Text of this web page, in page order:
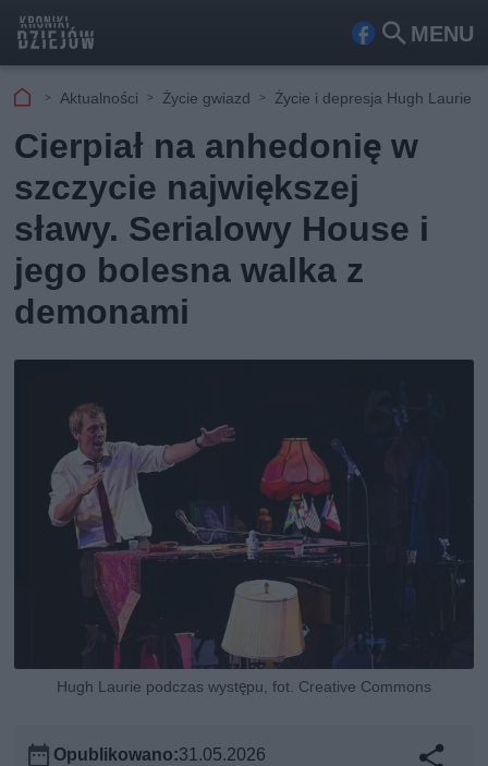
MENU
Fa
ook
Szu
kaj
Aktualności Życie gwiazd Życie i depresja Hugh Laurie
Cierpiał na anhedonię w
szczycie największej
sławy. Serialowy House i
jego bolesna walka z
demonami
Hugh Laurie podczas występu, fot. Creative Commons
Opublikowano:31.05.2026